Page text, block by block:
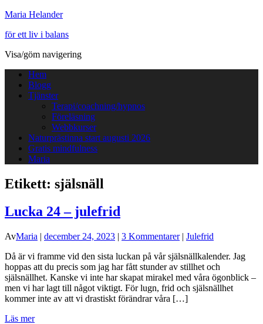
Maria Helander
för ett liv i balans
Visa/göm navigering
Hem
Blogg
Tjänster
Terapi/coachning/hypnos
Föreläsning
Webbkurser
Naturprästinna start augusti 2026
Gratis mindfulness
Maria
Etikett: själsnäll
Lucka 24 – julefrid
AvMaria | december 24, 2023 | 3 Kommentarer| Julefrid
Då är vi framme vid den sista luckan på vår själsnällkalender. Jag
hoppas att du precis som jag har fått stunder av stillhet och
själsnällhet. Kanske vi inte har skapat mirakel med våra ögonblick –
men vi har lagt till något viktigt. För lugn, frid och själsnällhet
kommer inte av att vi drastiskt förändrar våra […]
Läs mer